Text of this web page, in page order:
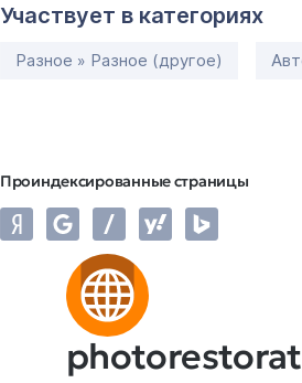
Участвует в категориях
Разное » Разное (другое)
Проиндексированные страницы